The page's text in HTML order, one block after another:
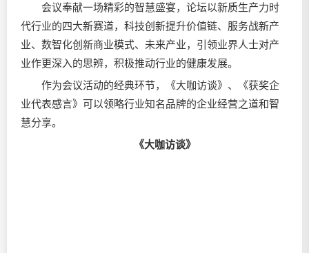
会议奉献一场精彩的智慧盛宴，论坛以新质生产力时
代行业的四大新赛道，科技创新提升价值链、服务战新产
业、数智化创新商业模式、未来产业，引领业界人士对产
业作更深入的思辨，积极推动行业的健康发展。
作为会议活动的经典环节，《大咖访谈》、《获奖企
业代表感言》可以领略行业知名品牌的企业经营之道和智
慧分享。
《大咖访谈》